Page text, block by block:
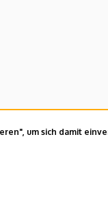
um sich damit